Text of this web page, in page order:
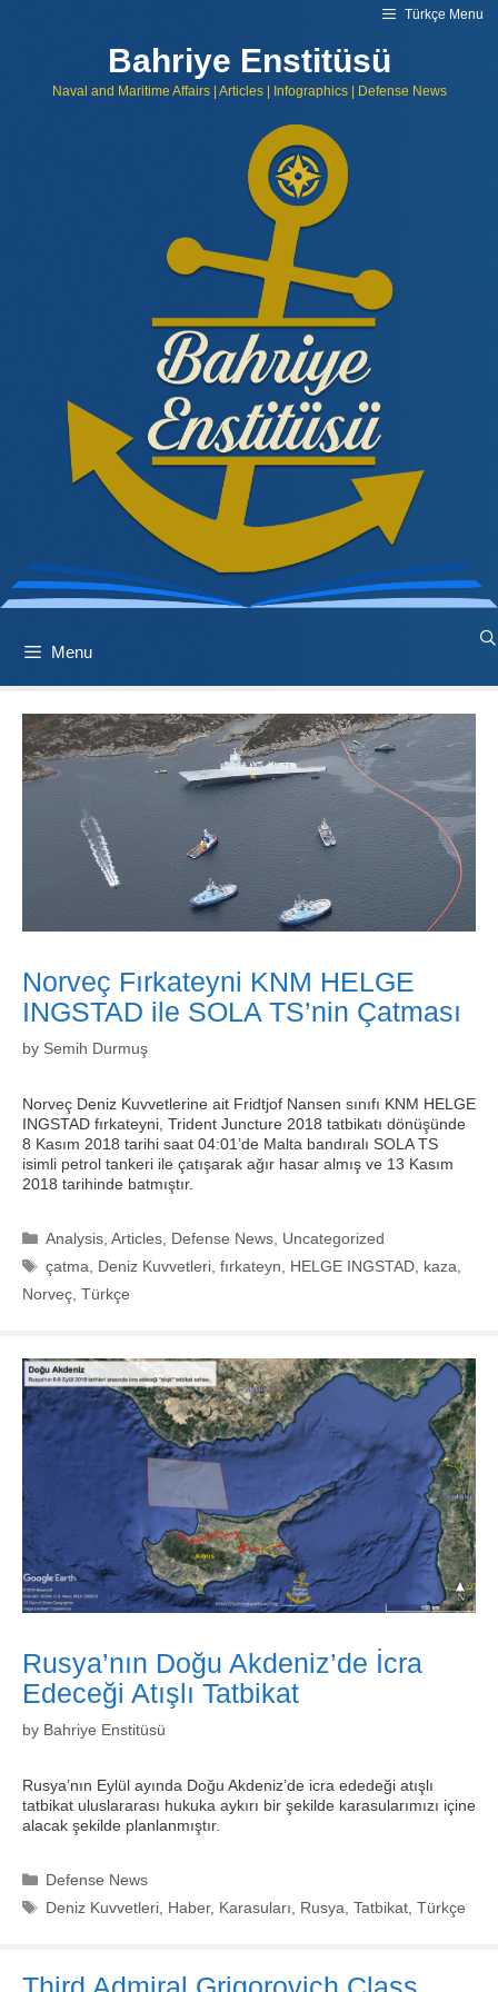
Türkçe Menu
Bahriye Enstitüsü
Naval and Maritime Affairs | Articles | Infographics | Defense News
Menu
Norveç Fırkateyni KNM HELGE
INGSTAD ile SOLA TS’nin Çatması
by Semih Durmuş
Norveç Deniz Kuvvetlerine ait Fridtjof Nansen sınıfı KNM HELGE
INGSTAD fırkateyni, Trident Juncture 2018 tatbikatı dönüşünde
8 Kasım 2018 tarihi saat 04:01’de Malta bandıralı SOLA TS
isimli petrol tankeri ile çatışarak ağır hasar almış ve 13 Kasım
2018 tarihinde batmıştır.
Categories
Analysis ,Articles Defense News Uncategorized
Tags
çatma Deniz Kuvvetleri ,fırkateyn HELGE INGSTAD kaza
Norveç Türkçe
Rusya’nın Doğu Akdeniz’de İcra
Edeceği Atışlı Tatbikat
by Bahriye Enstitüsü
Rusya’nın Eylül ayında Doğu Akdeniz’de icra ededeği atışlı
tatbikat uluslararası hukuka aykırı bir şekilde karasularımızı içine
alacak şekilde planlanmıştır.
Categories
Defense News
Tags
Deniz Kuvvetleri Haber, Karasuları Rusya ,Tatbikat ,Türkçe